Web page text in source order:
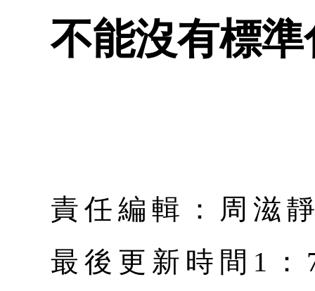
不能沒有標
責任編輯：周滋
最後更新時間1